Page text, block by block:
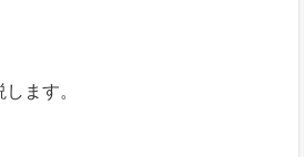
ます。